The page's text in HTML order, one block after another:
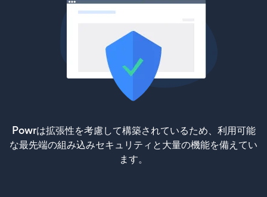
Powrは拡張性を考慮して構築されているため、利用可能
な最先端の組み込みセキュリティと大量の機能を備えてい
ます。